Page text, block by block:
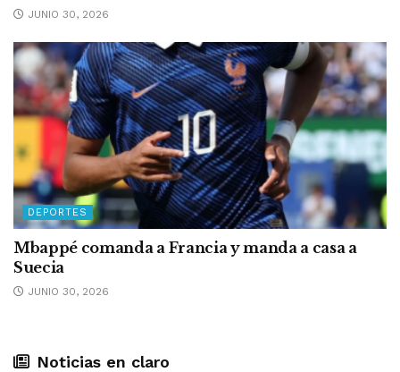
JUNIO 30, 2026
DEPORTES
Mbappé comanda a Francia y manda a casa a
Suecia
JUNIO 30, 2026
Noticias en claro